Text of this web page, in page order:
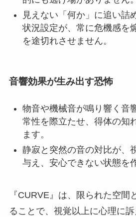
見えない「何か」に追い詰
状況設定が、常に危機感を
を途切れさせません。
音響効果が生み出す恐怖
物音や機械音が鳴り響く音
常性を際立たせ、得体の知
ます。
静寂と突然の音の対比が、
与え、安心できない状態を
『CURVE』は、限られた空間
ることで、視覚以上に心理に